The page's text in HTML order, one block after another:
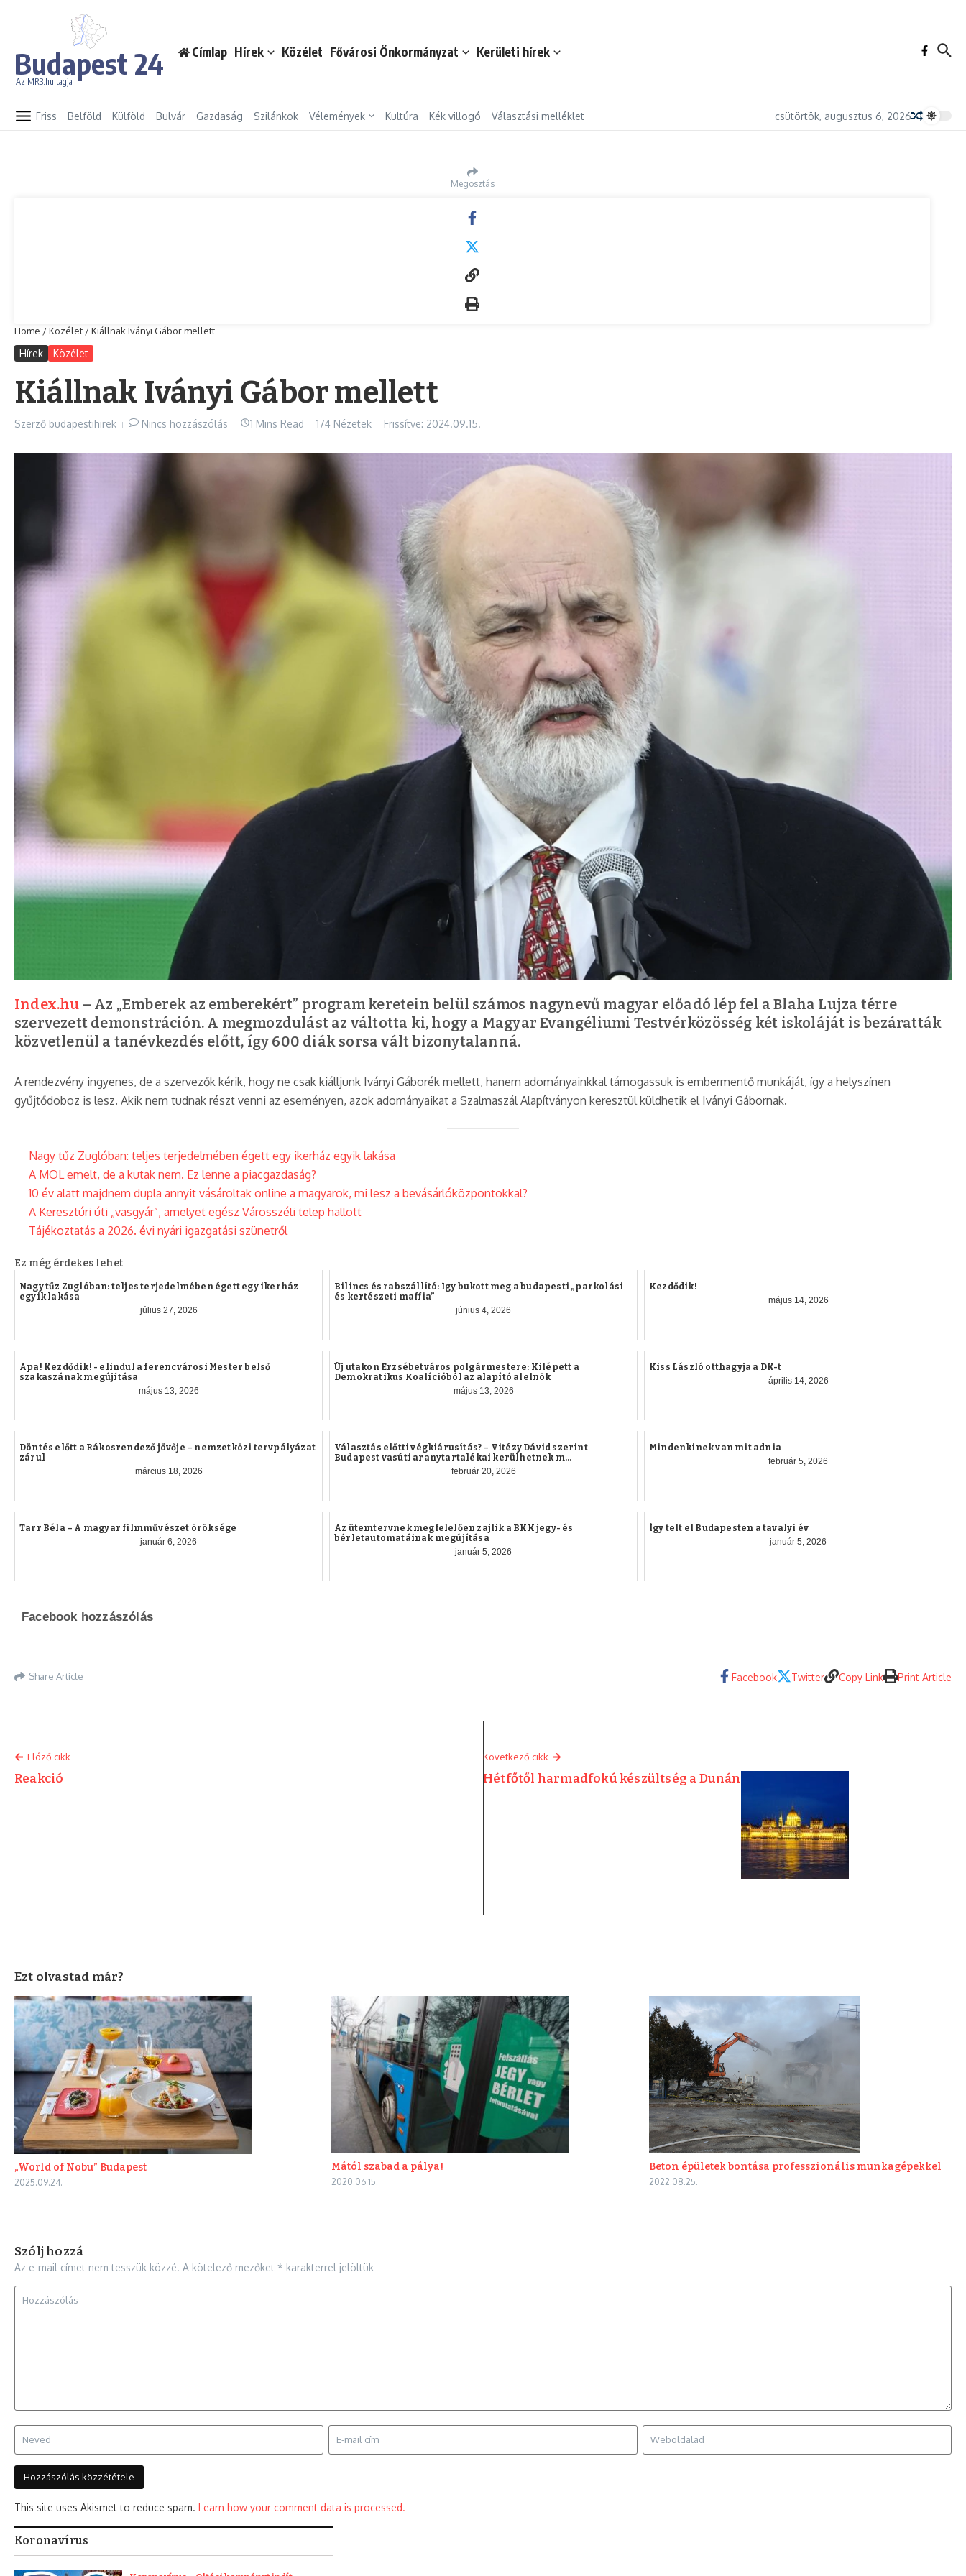
Budapest 24
Az MR3.hu tagja
Címlap Hírek Közélet Fővárosi Önkormányzat Kerületi hírek
Friss Belföld Külföld Bulvár Gazdaság Szilánkok Vélemények Kultúra Kék villogó Választási melléklet csütörtök, augusztus 6, 2026
Megosztás
Home /Közélet /Kiállnak Iványi Gábor mellett
Hírek Közélet
Kiállnak Iványi Gábor mellett
Szerző budapestihirek Nincs hozzászólás 1 Mins Read 174 Nézetek Frissítve: 2024.09.15.
Index.hu – Az „Emberek az emberekért” program keretein belül számos nagynevű magyar előadó lép fel a Blaha Lujza térre
szervezett demonstráción. A megmozdulást az váltotta ki, hogy a Magyar Evangéliumi Testvérközösség két iskoláját is bezáratták
közvetlenül a tanévkezdés előtt, így 600 diák sorsa vált bizonytalanná.
A rendezvény ingyenes, de a szervezők kérik, hogy ne csak kiálljunk Iványi Gáborék mellett, hanem adományainkkal támogassuk is embermentő munkáját, így a helyszínen
gyűjtődoboz is lesz. Akik nem tudnak részt venni az eseményen, azok adományaikat a Szalmaszál Alapítványon keresztül küldhetik el Iványi Gábornak.
Nagy tűz Zuglóban: teljes terjedelmében égett egy ikerház egyik lakása
A MOL emelt, de a kutak nem. Ez lenne a piacgazdaság?
10 év alatt majdnem dupla annyit vásároltak online a magyarok, mi lesz a bevásárlóközpontokkal?
A Keresztúri úti „vasgyár”, amelyet egész Városszéli telep hallott
Tájékoztatás a 2026. évi nyári igazgatási szünetről
Ez még érdekes lehet
Nagy tűz Zuglóban: teljes terjedelmében égett egy ikerház
egyik lakása
július 27, 2026
Bilincs és rabszállító: Így bukott meg a budapesti „parkolási
és kertészeti maffia”
június 4, 2026
Kezdődik!
május 14, 2026
Apa! Kezdődik! - elindul a ferencvárosi Mester belső
szakaszának megújítása
május 13, 2026
Új utakon Erzsébetváros polgármestere: Kilépett a
Demokratikus Koalícióból az alapító alelnök
május 13, 2026
Kiss László otthagyja a DK-t
április 14, 2026
Döntés előtt a Rákosrendező jövője – nemzetközi tervpályázat
zárul
március 18, 2026
Választás előtti végkiárusítás? – Vitézy Dávid szerint
Budapest vasúti aranytartalékai kerülhetnek m...
február 20, 2026
Mindenkinek van mit adnia
február 5, 2026
Tarr Béla – A magyar filmművészet öröksége
január 6, 2026
Az ütemtervnek megfelelően zajlik a BKK jegy- és
bérletautomatáinak megújítása
január 5, 2026
Így telt el Budapesten a tavalyi év
január 5, 2026
Facebook hozzászólás
Share Article Facebook Twitter Copy Link Print Article
Elóző cikk
Reakció
Következő cikk
Hétfőtől harmadfokú készültség a Dunán
Ezt olvastad már?
„World of Nobu” Budapest
2025.09.24.
Mától szabad a pálya!
2020.06.15.
Beton épületek bontása professzionális munkagépekkel
2022.08.25.
Szólj hozzá
Az e-mail címet nem tesszük közzé. A kötelező mezőket * karakterrel jelöltük
This site uses Akismet to reduce spam. Learn how your comment data is processed.
Koronavírus